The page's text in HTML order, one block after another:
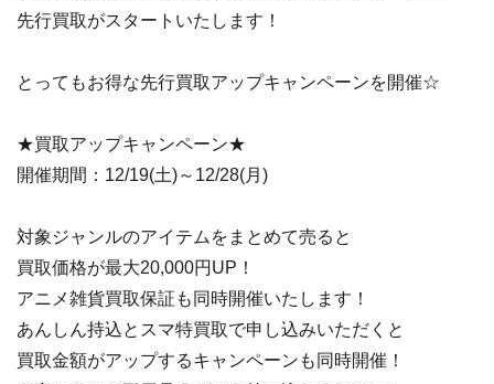
先行買取がスタートいたします！
とってもお得な先行買取アップキャンペーンを開催☆
★買取アップキャンペーン★
開催期間：12/19(土)～12/28(月)
対象ジャンルのアイテムをまとめて売ると
買取価格が最大20,000円UP！
アニメ雑貨買取保証も同時開催いたします！
あんしん持込とスマ特買取で申し込みいただくと
買取金額がアップするキャンペーンも同時開催！